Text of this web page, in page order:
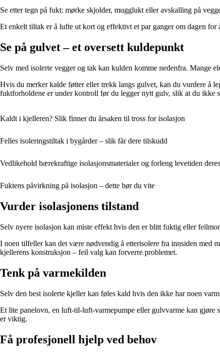
Se etter tegn på fukt: mørke skjolder, mugglukt eller avskalling på
Et enkelt tiltak er å lufte ut kort og effektivt et par ganger om dagen
Se på gulvet – et oversett kuldepunkt
Selv med isolerte vegger og tak kan kulden komme nedenfra. Mange
Hvis du merker kalde føtter eller trekk langs gulvet, kan du vurdere å
fuktforholdene er under kontroll før du legger nytt gulv, slik at du ikke
Kaldt i kjelleren? Slik finner du årsaken til tross for isolasjon
Felles isoleringstiltak i bygårder – slik får dere tilskudd
Vedlikehold bærekraftige isolasjonsmaterialer og forleng levetiden deres
Fuktens påvirkning på isolasjon – dette bør du vite
Vurder isolasjonens tilstand
Selv nyere isolasjon kan miste effekt hvis den er blitt fuktig eller
I noen tilfeller kan det være nødvendig å etterisolere fra innsiden med
kjellerens konstruksjon – feil valg kan forverre problemet.
Tenk på varmekilden
Selv den best isolerte kjeller kan føles kald hvis den ikke har noen
Et lite panelovn, en luft-til-luft-varmepumpe eller gulvvarme kan gjøre
er viktig.
Få profesjonell hjelp ved behov